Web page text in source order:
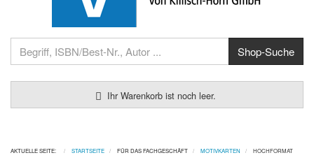
Ihr Warenkorb ist noch leer.
AKTUELLE SEITE: STARTSEITE FÜR DAS FACHGESCHÄFT MOTIVKARTEN HOCHFORMAT